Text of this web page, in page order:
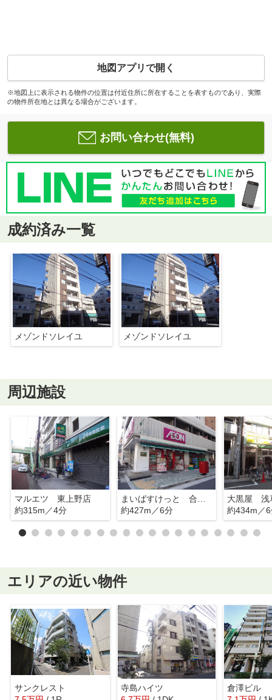
地図アプリで開く
※地図上に表示される物件の位置は付近住所に所在することを表すものであり、実際
の物件所在地とは異なる場合がございます。
お問い合わせ(無料)
成約済み一覧
メゾンドソレイユ メゾンドソレイユ
周辺施設
マルエツ 東上野店
約315m／4分
まいばすけっと 合羽橋北店
約427m／6分
大黒屋 浅
約434m／
エリアの近い物件
サンクレスト
寺島ハイツ
倉澤ビル